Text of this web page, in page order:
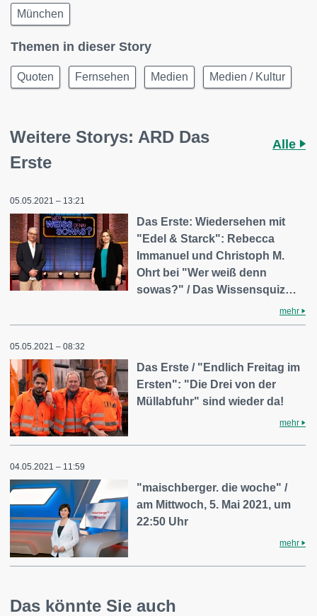
München
Themen in dieser Story
Quoten Fernsehen Medien Medien / Kultur
Weitere Storys: ARD Das
Erste
Alle
05.05.2021 – 13:21
Das Erste: Wiedersehen mit
"Edel & Starck": Rebecca
Immanuel und Christoph M.
Ohrt bei "Wer weiß denn
sowas?" / Das Wissensquiz…
mehr
05.05.2021 – 08:32
Das Erste / "Endlich Freitag im
Ersten": "Die Drei von der
Müllabfuhr" sind wieder da!
mehr
04.05.2021 – 11:59
"maischberger. die woche" /
am Mittwoch, 5. Mai 2021, um
22:50 Uhr
mehr
Das könnte Sie auch